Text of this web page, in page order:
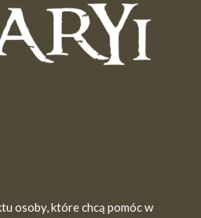
osoby, które chcą pomóc w